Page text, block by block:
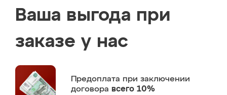
Ваша выгода при
заказе у нас
Предоплата при заключении
договора всего 10%